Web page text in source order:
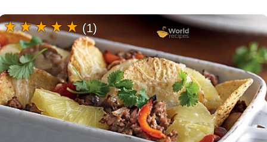
(1)